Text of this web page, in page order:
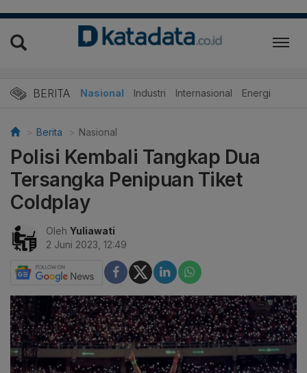
BERITA Nasional Industri Internasional Energi
Berita Nasional
Polisi Kembali Tangkap Dua
Tersangka Penipuan Tiket
Coldplay
Oleh Yuliawati
2 Juni 2023, 12:49